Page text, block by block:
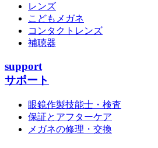
レンズ
こどもメガネ
コンタクトレンズ
補聴器
support
サポート
眼鏡作製技能士・検査
保証とアフターケア
メガネの修理・交換